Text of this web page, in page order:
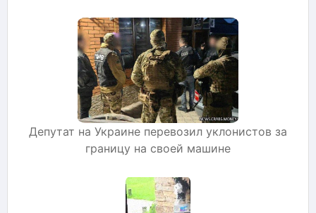
Депутат на Украине перевозил уклонистов за
границу на своей машине